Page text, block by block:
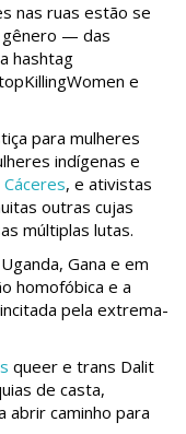
nas ruas estão se
gênero — das
hashtag
e
para mulheres
indígenas e
, e ativistas
outras cujas
múltiplas lutas.
Gana e em
homofóbica e a
pela extrema-
queer e trans Dalit
de casta,
abrir caminho para